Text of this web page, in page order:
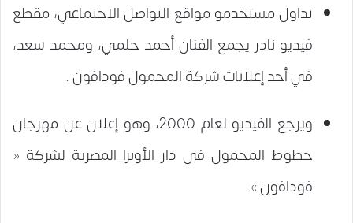
تداول مستخدمو مواقع التواصل الاجتماعي، مقطع
فيديو نادر يجمع الفنان أحمد حلمي، ومحمد سعد،
في أحد إعلانات شركة المحمول فودافون .
ويرجع الفيديو لعام 2000، وهو إعلان عن مهرجان
خطوط المحمول في دار الأوبرا المصرية لشركة «
فودافون ».